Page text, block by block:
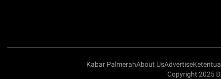
Kabar PalmerahAbout UsAdvertise
Copyright 2025